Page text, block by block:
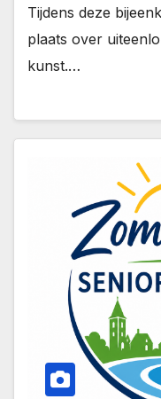
Tijdens deze
plaats over
kunst.…